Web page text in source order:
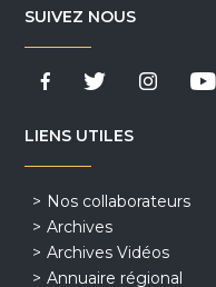
SUIVEZ NOUS
LIENS UTILES
Nos collaborateurs
Archives
Archives Vidéos
Annuaire régional